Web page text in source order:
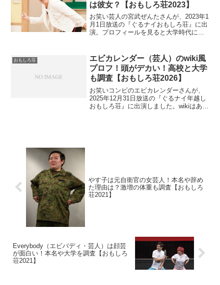
は彼女？【おもしろ荘2023】
お笑い芸人の宮武ぜんたさんが、2023年1
月1日放送の『ぐるナイおもしろ荘』に出
演。プロフィールを見ると大学時代に輸
おもしろ荘
エビカレンダー（芸人）のwiki風
プロフ！頭がデカい！高校と大学
も調査【おもしろ荘2026】
お笑いコンビのエビカレンダーさんが、
2025年12月31日放送の『ぐるナイ年越し
おもしろ荘』に出演しました。wikiはあり
やす子は元自衛官の女芸人！本名や辞め
た理由は？激増の体重も調査【おもしろ
荘2021】
Everybody（エビバディ・芸人）は顔芸
が面白い！本名や大学を調査【おもしろ
荘2021】